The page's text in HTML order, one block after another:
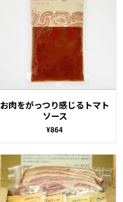
お肉をがっつり感じるトマト
ソース
¥864